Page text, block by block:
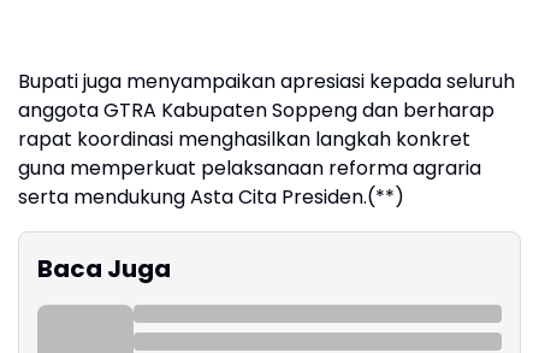
Bupati juga menyampaikan apresiasi kepada seluruh
anggota GTRA Kabupaten Soppeng dan berharap
rapat koordinasi menghasilkan langkah konkret
guna memperkuat pelaksanaan reforma agraria
serta mendukung Asta Cita Presiden.(**)
Baca Juga